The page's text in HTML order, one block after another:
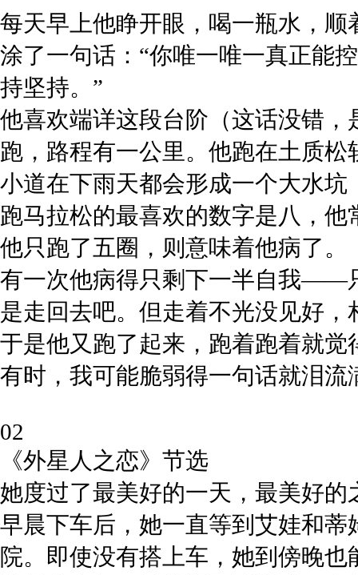
每天早上他睁开眼，喝一瓶水，
涂了一句话： “你唯一唯一真正能
持坚持。”
他喜欢端详这段台阶（这话没错
跑，路程有一公里。 他跑在土质松
小道在下雨天都会形成一个大水
跑马拉松的最喜欢的数字是八，
他只跑了五圈，则意味着他病了。
有一次他病得只剩下一半自我——
是走回去吧。但走着不光没见好
于是他又跑了起来，跑着跑着就
有时，我可能脆弱得一句话就泪
02
《外星人之恋》节选
她度过了最美好的一天，最美好的
早晨下车后，她一直等到艾娃和
院。即使没有搭上车，她到傍晚